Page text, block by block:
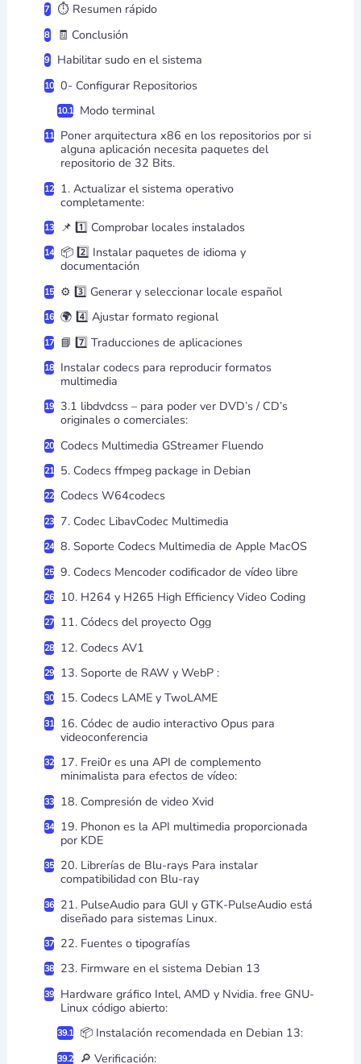
⏱️ Resumen rápido
🧾 Conclusión
Habilitar sudo en el sistema
0- Configurar Repositorios
Modo terminal
Poner arquitectura x86 en los repositorios por si
alguna aplicación necesita paquetes del
repositorio de 32 Bits.
1. Actualizar el sistema operativo
completamente:
📌 1️⃣ Comprobar locales instalados
📦 2️⃣ Instalar paquetes de idioma y
documentación
⚙️ 3️⃣ Generar y seleccionar locale español
🌍 4️⃣ Ajustar formato regional
📘 7️⃣ Traducciones de aplicaciones
Instalar codecs para reproducir formatos
multimedia
3.1 libdvdcss – para poder ver DVD’s / CD’s
originales o comerciales:
Codecs Multimedia GStreamer Fluendo
5. Codecs ffmpeg package in Debian
Codecs W64codecs
7. Codec LibavCodec Multimedia
8. Soporte Codecs Multimedia de Apple MacOS
9. Codecs Mencoder codificador de vídeo libre
10. H264 y H265 High Efficiency Video Coding
11. Códecs del proyecto Ogg
12. Codecs AV1
13. Soporte de RAW y WebP :
15. Codecs LAME y TwoLAME
16. Códec de audio interactivo Opus para
videoconferencia
17. Frei0r es una API de complemento
minimalista para efectos de vídeo:
18. Compresión de video Xvid
19. Phonon es la API multimedia proporcionada
por KDE
20. Librerías de Blu-rays Para instalar
compatibilidad con Blu-ray
21. PulseAudio para GUI y GTK-PulseAudio está
diseñado para sistemas Linux.
22. Fuentes o tipografías
23. Firmware en el sistema Debian 13
Hardware gráfico Intel, AMD y Nvidia. free GNU-
Linux código abierto:
📦 Instalación recomendada en Debian 13:
🔎 Verificación: